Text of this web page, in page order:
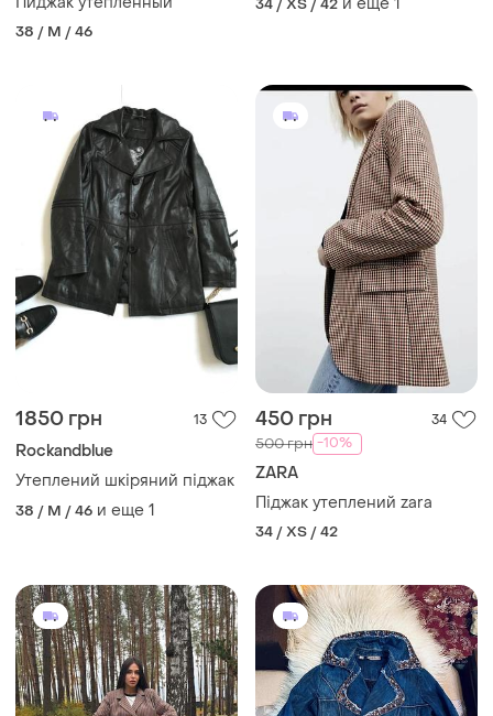
38 / M / 46
1850 грн 13
Rockandblue
Утеплений шкіряний піджак
38 / M / 46 и еще 1
450 грн 34
500 грн -10%
ZARA
Піджак утеплений zara
34 / XS / 42